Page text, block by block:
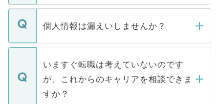
ません。
■応募殺到を避けるため 人気のある医療機
関を公にしてしまうと、応募が殺到する場
に、医療機関が求める条件に合った人材の
みを人材紹介会社に依頼するケースが増え
ています。
転職・入職を強要することは一切ありませ
ん。また、仮に応募先から内定をいただい
定を承諾する必要はありません。内定先へ
の辞退の連絡はキャリアパートナーが行い
ますので、ご安心ください。
個人情報は漏えいしませんか？
個人情報が漏えいすることはありませんの
で、ご安心ください。当サイトからの登録
などで収集したご登録者様の個人情報は、
ご本人のキャリアアップおよび転職活動の
支援を目的に使用いたします。お預かりし
いますぐ転職は考えていないのです
が、これからのキャリアを相談できま
すか？